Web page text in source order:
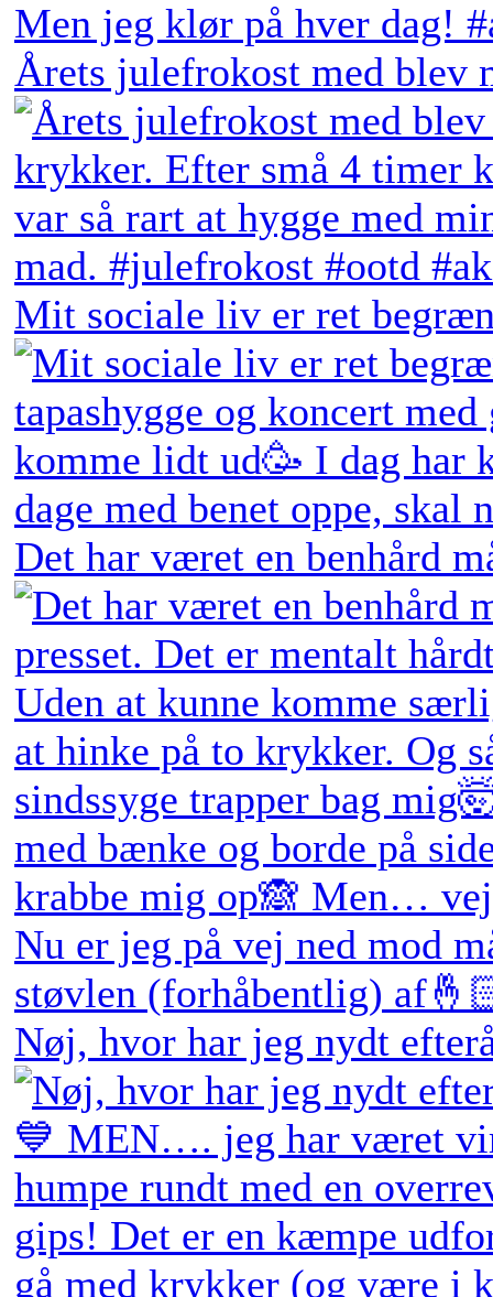
Årets julefrokost med blev
Mit sociale liv er ret
Det har været en benhård
Nøj, hvor har jeg nydt